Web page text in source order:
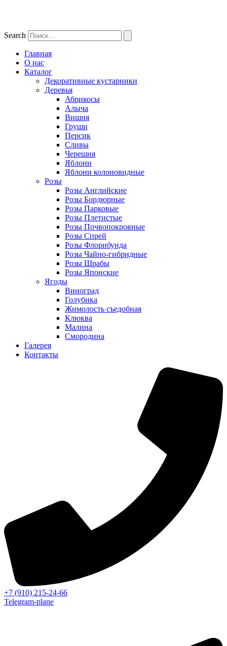
Search
Главная
О нас
Каталог
Декоративные кустарники
Деревья
Абрикосы
Алыча
Вишня
Груши
Персик
Сливы
Черешня
Яблони
Яблони колоновидные
Розы
Розы Английские
Розы Бордюрные
Розы Парковые
Розы Плетистые
Розы Почвопокровные
Розы Спрей
Розы Флорибунда
Розы Чайно-гибридные
Розы Шрабы
Розы Японские
Ягоды
Виноград
Голубика
Жимолость съедобная
Клюква
Малина
Смородина
Галерея
Контакты
+7 (910) 215-24-66
Telegram-plane